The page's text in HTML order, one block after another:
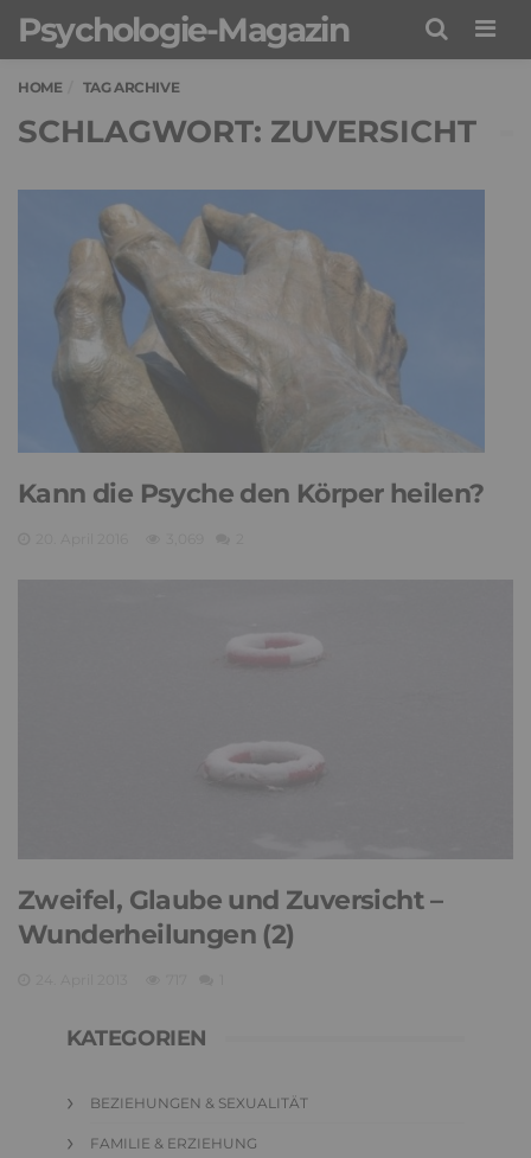
Psychologie-Magazin
HOME TAG ARCHIVE
SCHLAGWORT: ZUVERSICHT
Kann die Psyche den Körper heilen?
Zweifel, Glaube und Zuversicht –
Wunderheilungen (2)
KATEGORIEN
BEZIEHUNGEN & SEXUALITÄT
FAMILIE & ERZIEHUNG